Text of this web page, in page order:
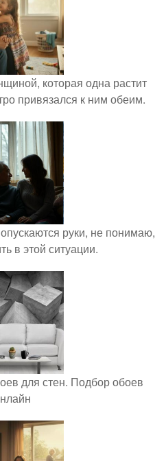
которая одна растит
привязался к ним обеим.
руки, не понимаю,
в этой ситуации.
для стен. Подбор обоев